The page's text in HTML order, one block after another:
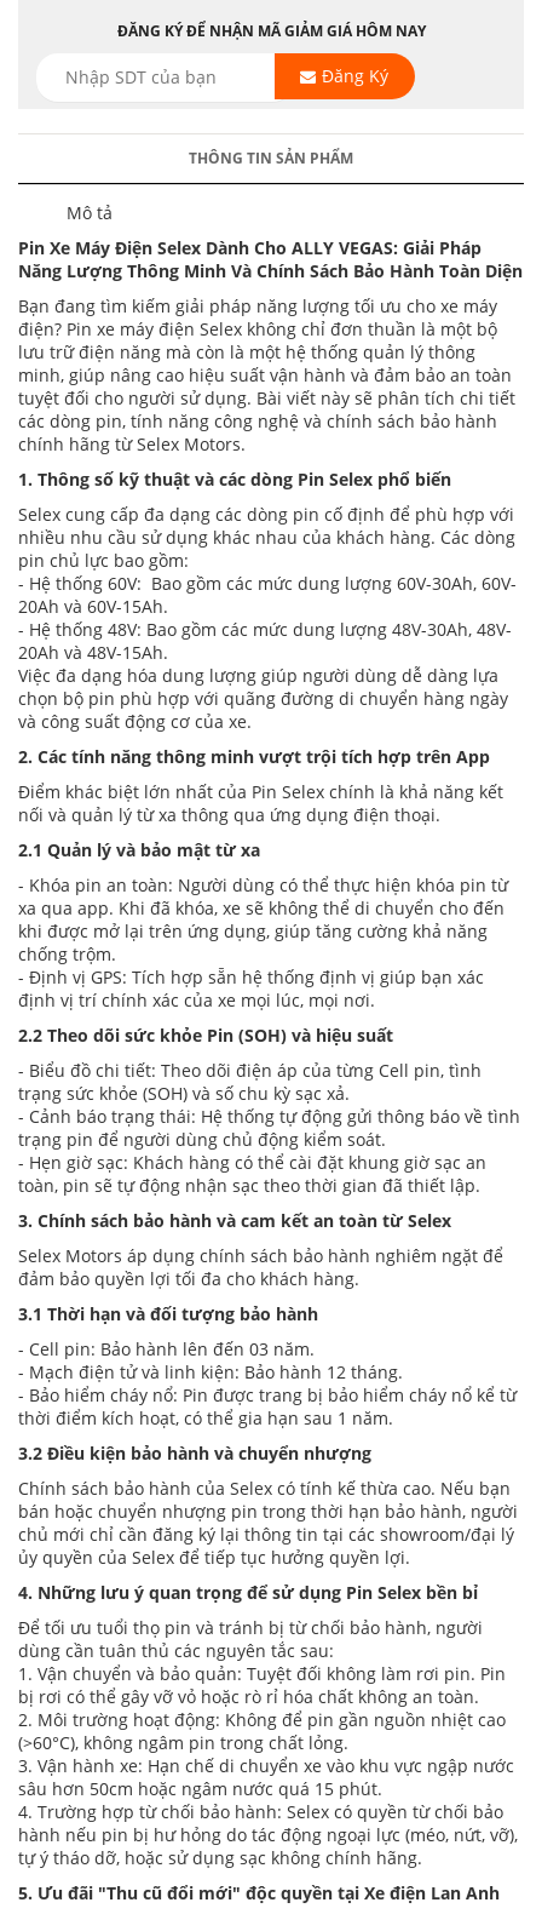
ĐĂNG KÝ ĐỂ NHẬN MÃ GIẢM GIÁ HÔM NAY
Đăng Ký
THÔNG TIN SẢN PHẨM
Mô tả
Pin Xe Máy Điện Selex Dành Cho ALLY VEGAS: Giải Pháp
Năng Lượng Thông Minh Và Chính Sách Bảo Hành Toàn Diện
Bạn đang tìm kiếm giải pháp năng lượng tối ưu cho xe máy
điện? Pin xe máy điện Selex không chỉ đơn thuần là một bộ
lưu trữ điện năng mà còn là một hệ thống quản lý thông
minh, giúp nâng cao hiệu suất vận hành và đảm bảo an toàn
tuyệt đối cho người sử dụng. Bài viết này sẽ phân tích chi tiết
các dòng pin, tính năng công nghệ và chính sách bảo hành
chính hãng từ Selex Motors.
1. Thông số kỹ thuật và các dòng Pin Selex phổ biến
Selex cung cấp đa dạng các dòng pin cố định để phù hợp với
nhiều nhu cầu sử dụng khác nhau của khách hàng. Các dòng
pin chủ lực bao gồm:
- Hệ thống 60V: Bao gồm các mức dung lượng 60V-30Ah, 60V-
20Ah và 60V-15Ah.
- Hệ thống 48V: Bao gồm các mức dung lượng 48V-30Ah, 48V-
20Ah và 48V-15Ah.
Việc đa dạng hóa dung lượng giúp người dùng dễ dàng lựa
chọn bộ pin phù hợp với quãng đường di chuyển hàng ngày
và công suất động cơ của xe.
2. Các tính năng thông minh vượt trội tích hợp trên App
Điểm khác biệt lớn nhất của Pin Selex chính là khả năng kết
nối và quản lý từ xa thông qua ứng dụng điện thoại.
2.1 Quản lý và bảo mật từ xa
- Khóa pin an toàn: Người dùng có thể thực hiện khóa pin từ
xa qua app. Khi đã khóa, xe sẽ không thể di chuyển cho đến
khi được mở lại trên ứng dụng, giúp tăng cường khả năng
chống trộm.
- Định vị GPS: Tích hợp sẵn hệ thống định vị giúp bạn xác
định vị trí chính xác của xe mọi lúc, mọi nơi.
2.2 Theo dõi sức khỏe Pin (SOH) và hiệu suất
- Biểu đồ chi tiết: Theo dõi điện áp của từng Cell pin, tình
trạng sức khỏe (SOH) và số chu kỳ sạc xả.
- Cảnh báo trạng thái: Hệ thống tự động gửi thông báo về tình
trạng pin để người dùng chủ động kiểm soát.
- Hẹn giờ sạc: Khách hàng có thể cài đặt khung giờ sạc an
toàn, pin sẽ tự động nhận sạc theo thời gian đã thiết lập.
3. Chính sách bảo hành và cam kết an toàn từ Selex
Selex Motors áp dụng chính sách bảo hành nghiêm ngặt để
đảm bảo quyền lợi tối đa cho khách hàng.
3.1 Thời hạn và đối tượng bảo hành
- Cell pin: Bảo hành lên đến 03 năm.
- Mạch điện tử và linh kiện: Bảo hành 12 tháng.
- Bảo hiểm cháy nổ: Pin được trang bị bảo hiểm cháy nổ kể từ
thời điểm kích hoạt, có thể gia hạn sau 1 năm.
3.2 Điều kiện bảo hành và chuyển nhượng
Chính sách bảo hành của Selex có tính kế thừa cao. Nếu bạn
bán hoặc chuyển nhượng pin trong thời hạn bảo hành, người
chủ mới chỉ cần đăng ký lại thông tin tại các showroom/đại lý
ủy quyền của Selex để tiếp tục hưởng quyền lợi.
4. Những lưu ý quan trọng để sử dụng Pin Selex bền bỉ
Để tối ưu tuổi thọ pin và tránh bị từ chối bảo hành, người
dùng cần tuân thủ các nguyên tắc sau:
1. Vận chuyển và bảo quản: Tuyệt đối không làm rơi pin. Pin
bị rơi có thể gây vỡ vỏ hoặc rò rỉ hóa chất không an toàn.
2. Môi trường hoạt động: Không để pin gần nguồn nhiệt cao
(>60°C), không ngâm pin trong chất lỏng.
3. Vận hành xe: Hạn chế di chuyển xe vào khu vực ngập nước
sâu hơn 50cm hoặc ngâm nước quá 15 phút.
4. Trường hợp từ chối bảo hành: Selex có quyền từ chối bảo
hành nếu pin bị hư hỏng do tác động ngoại lực (méo, nứt, vỡ),
tự ý tháo dỡ, hoặc sử dụng sạc không chính hãng.
5. Ưu đãi "Thu cũ đổi mới" độc quyền tại Xe điện Lan Anh